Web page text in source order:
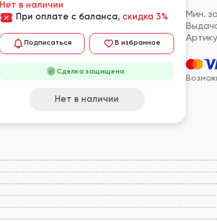
Мин.
Нет в наличии
При оплате с баланса, скидка 3%
Подписаться В избранное
Сделка защищена
Нет в наличии